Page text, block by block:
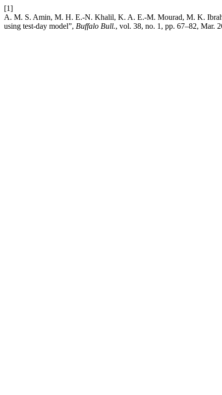
[1]
A. M. S. Amin, M. H. E.-N. Khalil, K. A. E.-M. Mourad, M. K.
using test-day model”, Buffalo Bull., vol. 38, no. 1, pp. 67–82, Mar.